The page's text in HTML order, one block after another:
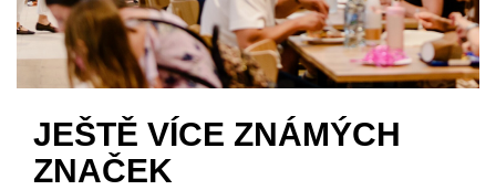
JEŠTĚ VÍCE ZNÁMÝCH
ZNAČEK